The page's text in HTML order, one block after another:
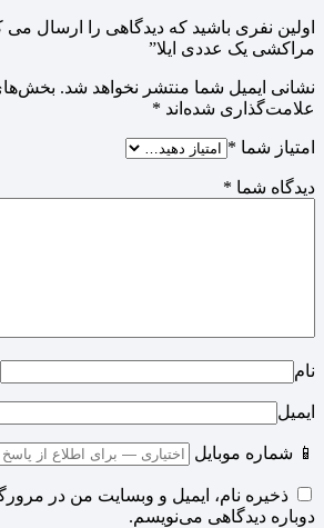
اولین نفری باشید که دیدگاهی را ارسال می
مراکشی یک عددی ایلا”
نشانی ایمیل شما منتشر نخواهد شد.
علامت‌گذاری شده‌اند *
امتیاز شما *
دیدگاه شما *
نام
ایمیل
📱 شماره موبایل
ذخیره نام، ایمیل و وبسایت من در
دوباره دیدگاهی می‌نویسم.